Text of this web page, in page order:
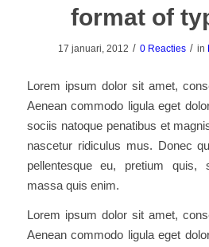
format of
17 januari, 2012 / 0 Reacties / in
Lorem ipsum dolor sit amet,
Aenean commodo ligula eget
sociis natoque penatibus et
nascetur ridiculus mus. Donec
pellentesque eu, pretium quis,
massa quis enim.
Lorem ipsum dolor sit amet,
Aenean commodo ligula eget